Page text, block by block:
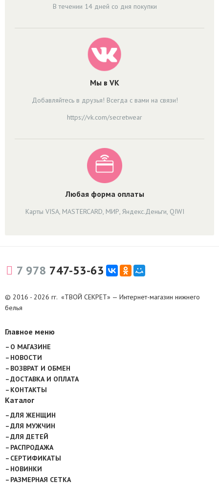
В течении 14 дней со дня покупки
Мы в VK
Добавляйтесь в друзья! Всегда с вами на связи!
https://vk.com/secretwear
Любая форма оплаты
Карты VISA, MASTERCARD, МИР, Яндекс.Деньги, QIWI
7 978 747-53-63
© 2016 - 2026 гг. «ТВОЙ СЕКРЕТ» — Интернет-магазин нижнего
белья
Главное меню
О МАГАЗИНЕ
НОВОСТИ
ВОЗВРАТ И ОБМЕН
ДОСТАВКА И ОПЛАТА
КОНТАКТЫ
Каталог
ДЛЯ ЖЕНЩИН
ДЛЯ МУЖЧИН
ДЛЯ ДЕТЕЙ
РАСПРОДАЖА
СЕРТИФИКАТЫ
НОВИНКИ
РАЗМЕРНАЯ СЕТКА